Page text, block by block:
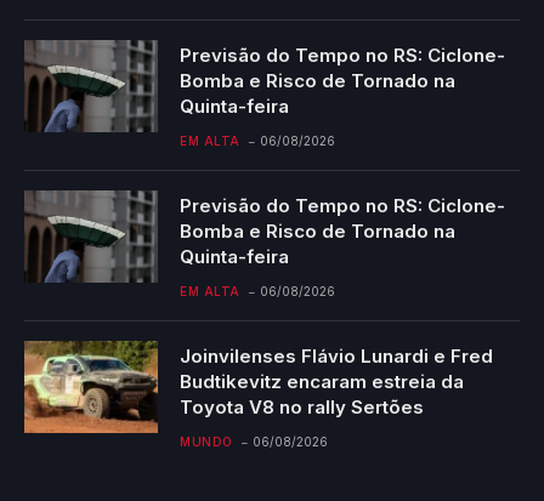
Previsão do Tempo no RS: Ciclone-
Bomba e Risco de Tornado na
Quinta-feira
EM ALTA 06/08/2026
Previsão do Tempo no RS: Ciclone-
Bomba e Risco de Tornado na
Quinta-feira
EM ALTA 06/08/2026
Joinvilenses Flávio Lunardi e Fred
Budtikevitz encaram estreia da
Toyota V8 no rally Sertões
MUNDO 06/08/2026